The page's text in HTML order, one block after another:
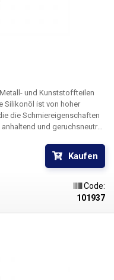
und Kunststoffteilen
die Schmiereigenschaften
und geruchsneutral.
und anschließender
Ketten, Reib- und
Flüssigkeiten -
trennende, dielektrische
Kaufen
Code:
101937